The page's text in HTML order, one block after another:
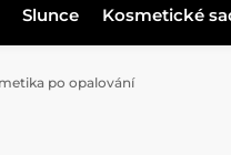
Slunce Kosmetické
po opalování